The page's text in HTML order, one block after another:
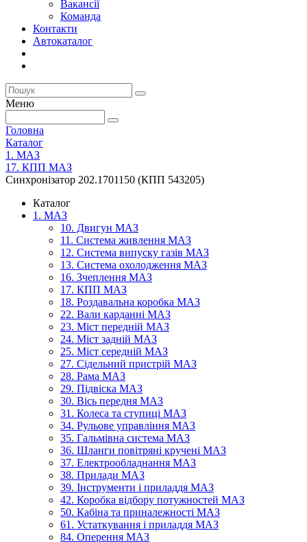
Вакансії
Команда
Контакти
Автокаталог
Меню
Головна
Каталог
1. МАЗ
17. КПП МАЗ
Синхронізатор 202.1701150 (КПП 543205)
Каталог
1. МАЗ
10. Двигун МАЗ
11. Система живлення МАЗ
12. Система випуску газів МАЗ
13. Система охолодження МАЗ
16. Зчеплення МАЗ
17. КПП МАЗ
18. Роздавальна коробка МАЗ
22. Вали карданні МАЗ
23. Міст передній МАЗ
24. Міст задній МАЗ
25. Міст середній МАЗ
27. Сідельний пристрій МАЗ
28. Рама МАЗ
29. Підвіска МАЗ
30. Вісь передня МАЗ
31. Колеса та ступиці МАЗ
34. Рульове управління МАЗ
35. Гальмівна система МАЗ
36. Шланги повітряні кручені МАЗ
37. Електрообладнання МАЗ
38. Прилади МАЗ
39. Інструменти і приладдя МАЗ
42. Коробка відбору потужностей МАЗ
50. Кабіна та приналежності МАЗ
61. Устаткування і приладдя МАЗ
84. Оперення МАЗ